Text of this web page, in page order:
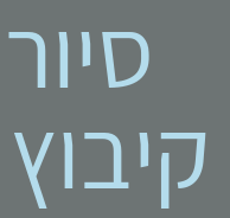
קיבו